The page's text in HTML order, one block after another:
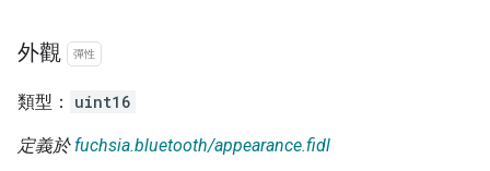
外觀 彈性
類型： uint16
定義於 fuchsia.bluetooth/appearance.fidl